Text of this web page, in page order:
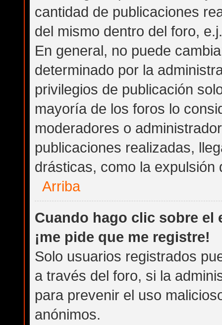
cantidad de publicaciones
del mismo dentro del foro,
En general, no puede
determinado por la
privilegios de publicación
mayoría de los foros lo
moderadores o
publicaciones realizadas,
drásticas, como la expulsión
Arriba
Cuando hago clic sobre el
¡me pide que me registre!
Solo usuarios registrados
a través del foro, si la
para prevenir el uso
anónimos.